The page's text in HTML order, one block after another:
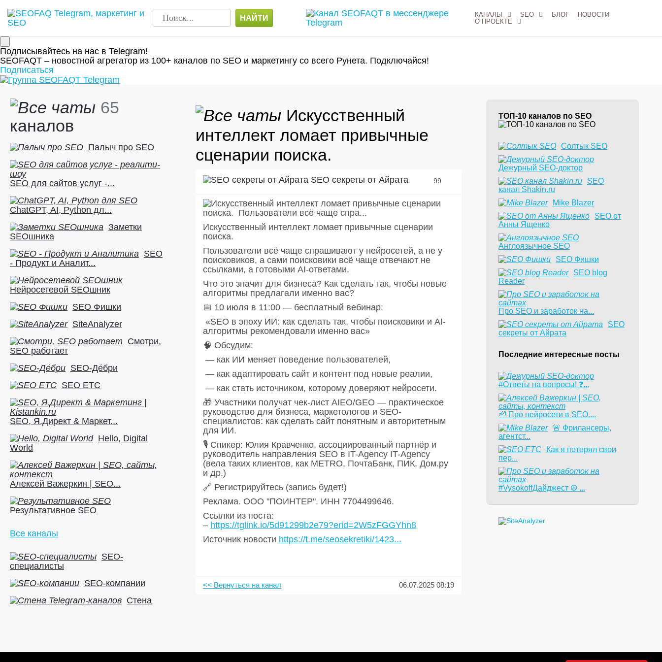
КАНАЛЫ SEO БЛОГ
НОВОСТИ
О ПРОЕКТЕ
Подписывайтесь на нас в Telegram!
SEOFAQT – новостной агрегатор из 100+ каналов по SEO и маркетингу со всего Рунета. Подключайся!
Подписаться
65
каналов
Палыч про SEO
SEO для сайтов услуг -...
ChatGPT, AI, Python дл...
Заметки
SEOшника
SEO
- Продукт и Аналит...
Нейросетевой SEOшник
SEO Фишки
SiteAnalyzer
Смотри,
SEO работает
SEO-Де́бри
SEO ETC
SEO, Я.Директ & Маркет...
Hello, Digital
World
Алексей Важеркин | SEO...
Результативное SEO
Все каналы
SEO-
специалисты
SEO-компании
Стена
Искусственный
интеллект ломает привычные
сценарии поиска.
SEO секреты от Айрата 99
Искусственный интеллект ломает привычные сценарии
поиска.
Пользователи всё чаще спрашивают у нейросетей, а не у
поисковиков, а сами поисковики всё чаще отвечают не
ссылками, а готовыми AI-ответами.
Что это значит для бизнеса? Как сделать так, чтобы новые
алгоритмы предлагали именно вас?
📅 10 июля в 11:00 — бесплатный вебинар:
«SEO в эпоху ИИ: как сделать так, чтобы поисковики и AI-
алгоритмы рекомендовали именно вас»
🧠 Обсудим:
— как ИИ меняет поведение пользователей,
— как адаптировать сайт и контент под новые реалии,
— как стать источником, которому доверяют нейросети.
🎁 Участники получат чек-лист AIEO/GEO — практическое
руководство для бизнеса, маркетологов и SEO-
специалистов: как сделать сайт понятным и авторитетным
для ИИ.
🎙 Спикер: Юлия Кравченко, ассоциированный партнёр и
руководитель направления SEO в IT-Agency IT-Agency
(вела таких клиентов, как METRO, ПочтаБанк, ПИК, Дом.ру
и др.)
🔗 Регистрируйтесь (запись будет!)
Реклама. ООО "ПОИНТЕР". ИНН 7704499646.
Ссылки из поста:
– https://tglink.io/5d91299b2e79?erid=2W5zFGGYhn8
Источник новости https://t.me/seosekretiki/1423...
<< Вернуться на канал 06.07.2025 08:19
ТОП-10 каналов по SEO
Солтык SEO
Дежурный SEO-доктор
SEO
канал Shakin.ru
Mike Blazer
SEO от
Анны Ященко
Англоязычное SEO
SEO Фишки
SEO blog
Reader
Про SEO и заработок на...
SEO
секреты от Айрата
Последние интересные посты
#Ответы на вопросы! ❓...
🦥 Про нейросети в SEO....
​🚨 Фрилансеры,
агентст...
Как я потерял свои
пер...
#VysokoffДайджест ☮️ ...